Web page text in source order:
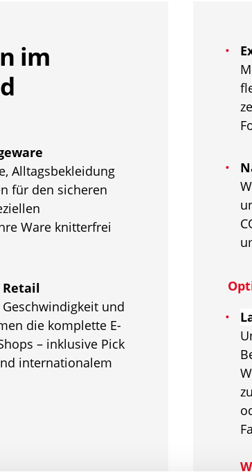
im
Alltagsbekleidung
für den sicheren
Ware knitterfrei
und
die komplette E-
– inklusive Pick
internationalem